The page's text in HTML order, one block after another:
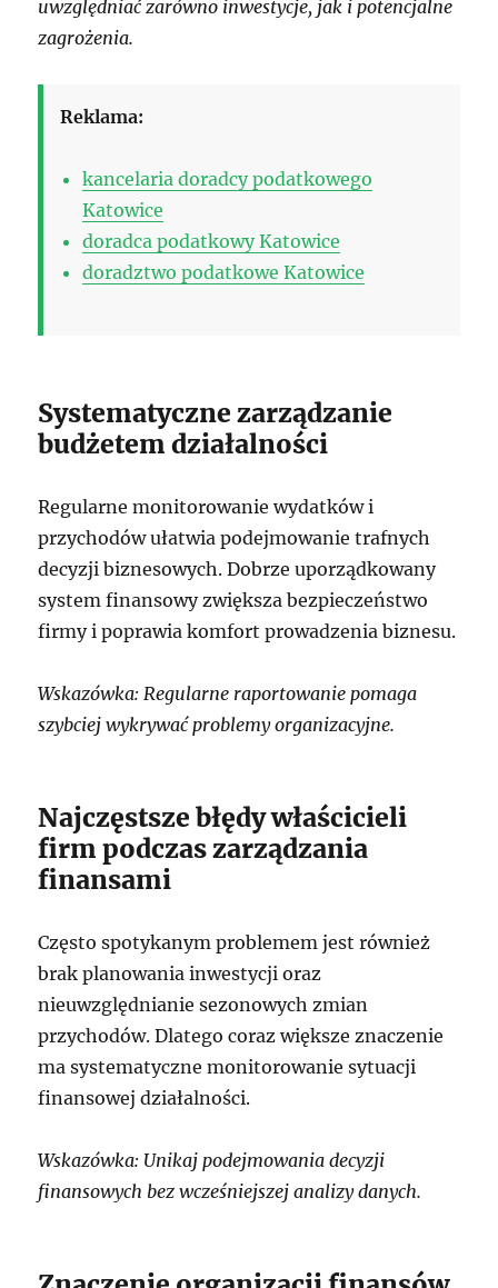
uwzględniać zarówno inwestycje, jak i potencjalne
zagrożenia.
Reklama:
kancelaria doradcy podatkowego
Katowice
doradca podatkowy Katowice
doradztwo podatkowe Katowice
Systematyczne zarządzanie
budżetem działalności
Regularne monitorowanie wydatków i
przychodów ułatwia podejmowanie trafnych
decyzji biznesowych. Dobrze uporządkowany
system finansowy zwiększa bezpieczeństwo
firmy i poprawia komfort prowadzenia biznesu.
Wskazówka: Regularne raportowanie pomaga
szybciej wykrywać problemy organizacyjne.
Najczęstsze błędy właścicieli
firm podczas zarządzania
finansami
Często spotykanym problemem jest również
brak planowania inwestycji oraz
nieuwzględnianie sezonowych zmian
przychodów. Dlatego coraz większe znaczenie
ma systematyczne monitorowanie sytuacji
finansowej działalności.
Wskazówka: Unikaj podejmowania decyzji
finansowych bez wcześniejszej analizy danych.